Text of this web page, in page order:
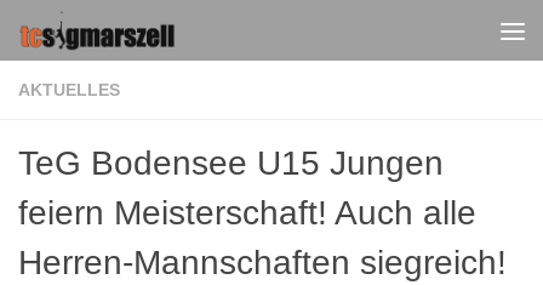
Zum Inhalt springen
AKTUELLES
TeG Bodensee U15 Jungen
feiern Meisterschaft! Auch alle
Herren-Mannschaften siegreich!